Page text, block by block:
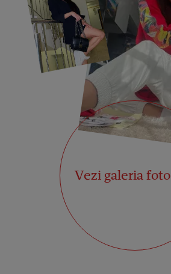
Vezi galeria foto